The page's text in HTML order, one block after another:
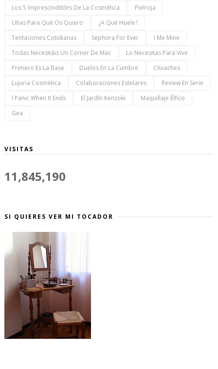
Los 5 Imprescindibles De La Cosmética
Pielroja
Uñas Para Qué Os Quiero
¿a Qué Huele?
Tentaciones Cotidianas
Sephora For Ever
I Me Mine
Todas Necesitáis Un Corner De Mac
Lo Necesitas Para Vivir
Primero Es La Base
Duelos En La Cumbre
Chuaches
Lujuria Cosmética
Colaboraciones Estelares
Review En Serie
I Panic When It Ends
El Jardín Kenzoki
Maquillaje Élfico
Gea
VISITAS
11,845,190
SI QUIERES VER MI TOCADOR